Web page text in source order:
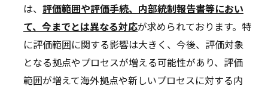
は、 評価範囲や評価手続、内部統制報告書等におい
て、今までとは異なる対応が求められております。特
に評価範囲に関する影響は大きく、今後、評価対象
となる拠点やプロセスが増える可能性があり、評価
範囲が増えて海外拠点や新しいプロセスに対する内